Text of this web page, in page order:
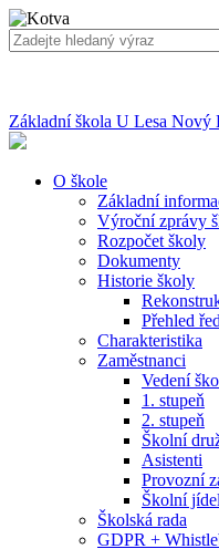
Základní škola U Lesa Nový
O škole
Základní
Výroční zprávy
Rozpočet školy
Dokumenty
Historie školy
Přehled
Charakteristika
Zaměstnanci
Vedení
1. stupeň
2. stupeň
Školní
Asistenti
Provozní
Školní
Školská rada
GDPR +